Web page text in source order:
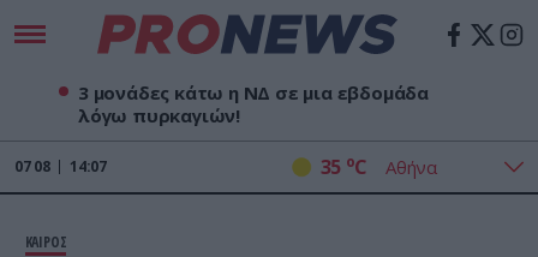
3 μονάδες κάτω η ΝΔ σε μια εβδομάδα
λόγω πυρκαγιών!
07 08 14:07 35 oC
ΚΑΙΡΟΣ